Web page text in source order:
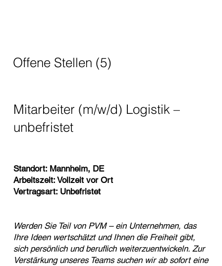
Offene Stellen (5)
Mitarbeiter (m/w/d) Logistik –
unbefristet
Standort: Mannheim, DE
Arbeitszeit: Vollzeit vor Ort
Vertragsart: Unbefristet
Werden Sie Teil von PVM – ein Unternehmen, das
Ihre Ideen wertschätzt und Ihnen die Freiheit gibt,
sich persönlich und beruflich weiterzuentwickeln. Zur
Verstärkung unseres Teams suchen wir ab sofort eine